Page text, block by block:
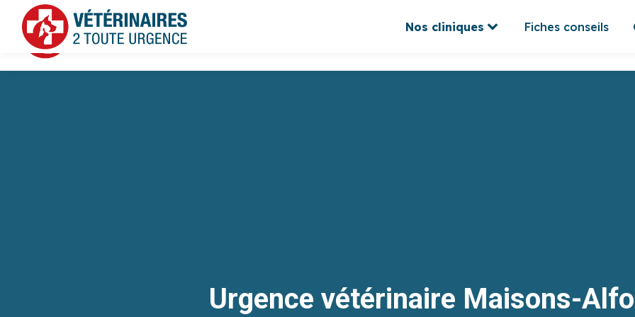
Nos cliniques Fiches conseils
Urgence vétérinaire Maisons-
Nos cliniques Fiches conseils